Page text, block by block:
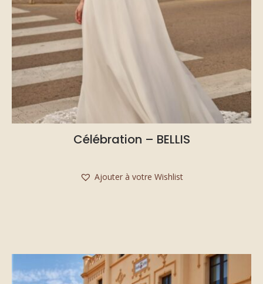
Célébration – BELLIS
Ajouter à votre Wishlist